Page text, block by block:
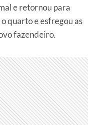
e retornou para
quarto e esfregou as
fazendeiro.